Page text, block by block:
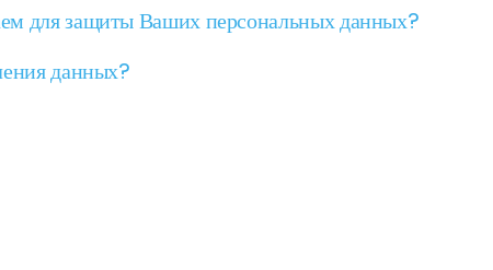
для защиты Ваших персональных данных?
данных?